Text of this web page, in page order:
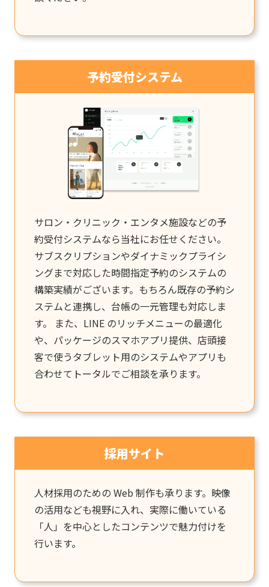
予約受付システム
サロン・クリニック・エンタメ施設などの予
約受付システムなら当社にお任せください。
サブスクリプションやダイナミックプライシ
ングまで対応した時間指定予約のシステムの
構築実績がございます。もちろん既存の予約シ
ステムと連携し、台帳の一元管理も対応しま
す。 また、LINE のリッチメニューの最適化
や、パッケージのスマホアプリ提供、店頭接
客で使うタブレット用のシステムやアプリも
合わせてトータルでご相談を承ります。
採用サイト
人材採用のための Web 制作も承ります。映像
の活用なども視野に入れ、実際に働いている
「人」を中心としたコンテンツで魅力付けを
行います。